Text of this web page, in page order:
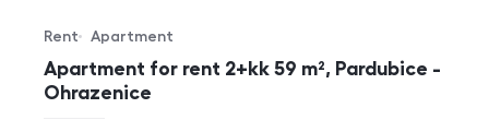
Apartment for rent 2+kk 59 m², Pardubice -
Ohrazenice
Offer type
Rent
Property type
Apartment